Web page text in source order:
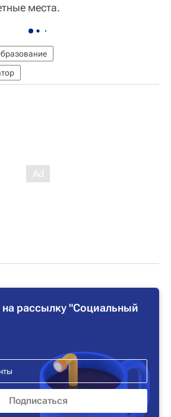
места.
рассылку "Социальный